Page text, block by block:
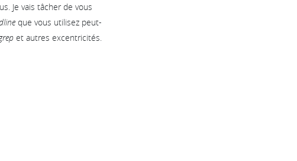
Je vais tâcher de vous
que vous utilisez peut-
et autres excentricités.